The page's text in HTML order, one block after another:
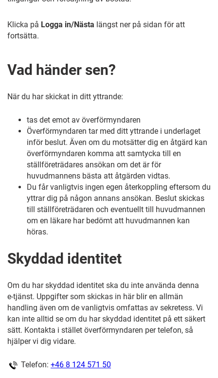
Klicka på Logga in/Nästa längst ner på sidan för att
fortsätta.
Vad händer sen?
När du har skickat in ditt yttrande:
tas det emot av överförmyndaren
Överförmyndaren tar med ditt yttrande i underlaget
inför beslut. Även om du motsätter dig en åtgärd kan
överförmyndaren komma att samtycka till en
ställföreträdares ansökan om det är för
huvudmannens bästa att åtgärden vidtas.
Du får vanligtvis ingen egen återkoppling eftersom du
yttrar dig på någon annans ansökan. Beslut skickas
till ställföreträdaren och eventuellt till huvudmannen
om en läkare har bedömt att huvudmannen kan
höras.
Skyddad identitet
Om du har skyddad identitet ska du inte använda denna
e‑tjänst. Uppgifter som skickas in här blir en allmän
handling även om de vanligtvis omfattas av sekretess. Vi
kan inte alltid se om du har skyddad identitet på ett säkert
sätt. Kontakta i stället överförmyndaren per telefon, så
hjälper vi dig vidare.
Telefon: +46 8 124 571 50